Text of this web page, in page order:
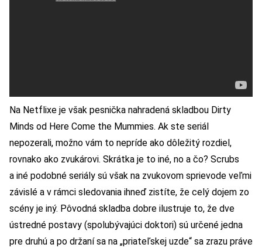
Na Netflixe je však pesnička nahradená skladbou Dirty
Minds od Here Come the Mummies. Ak ste seriál
nepozerali, možno vám to nepríde ako dôležitý rozdiel,
rovnako ako zvukárovi. Skrátka je to iné, no a čo? Scrubs
a iné podobné seriály sú však na zvukovom sprievode veľmi
závislé a v rámci sledovania ihneď zistíte, že celý dojem zo
scény je iný. Pôvodná skladba dobre ilustruje to, že dve
ústredné postavy (spolubývajúci doktori) sú určené jedna
pre druhú a po držaní sa na „priateľskej uzde“ sa zrazu práve